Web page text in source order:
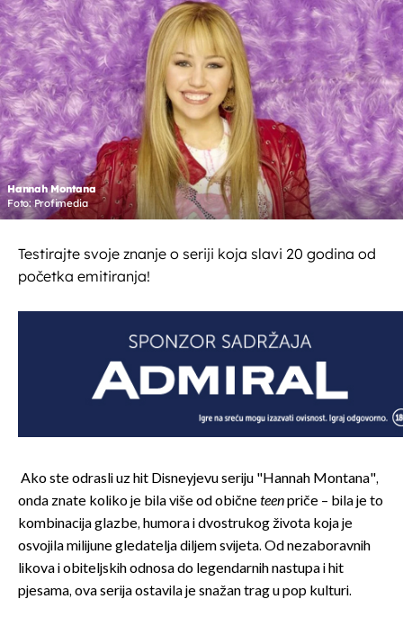
Hannah Montana
Foto: Profimedia
Testirajte svoje znanje o seriji koja slavi 20 godina od
početka emitiranja!
Ako ste odrasli uz hit Disneyjevu seriju "Hannah Montana",
onda znate koliko je bila više od običneteenpriče – bila je to
kombinacija glazbe, humora i dvostrukog života koja je
osvojila milijune gledatelja diljem svijeta. Od nezaboravnih
likova i obiteljskih odnosa do legendarnih nastupa i hit
pjesama, ova serija ostavila je snažan trag u pop kulturi.
OMOGUĆI OBAVIJESTI